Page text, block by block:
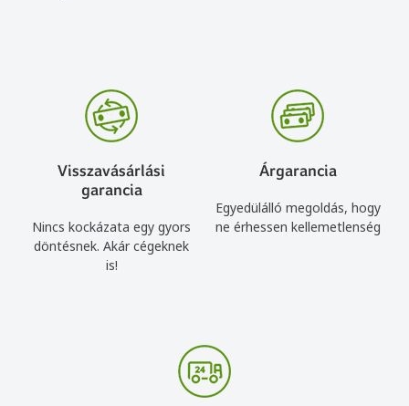
Visszavásárlási
garancia
Nincs kockázata egy gyors
döntésnek. Akár cégeknek
is!
Árgarancia
Egyedülálló megoldás, hogy
ne érhessen kellemetlenség